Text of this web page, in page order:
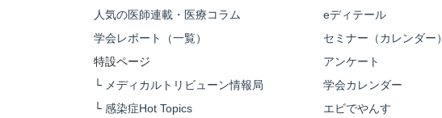
人気の医師連載・医療コラム
学会レポート（一覧）
特設ページ
└ メディカルトリビューン情報局
└ 感染症Hot Topics
eディテール
セミナー（カレンダー）
アンケート
学会カレンダー
エビでやんす